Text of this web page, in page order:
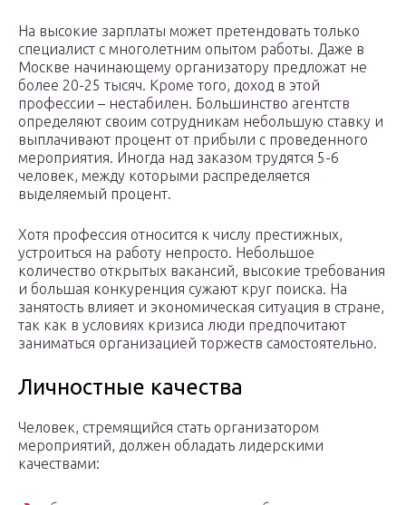
На высокие зарплаты может претендовать только
специалист с многолетним опытом работы. Даже в
Москве начинающему организатору предложат не
более 20-25 тысяч. Кроме того, доход в этой
профессии – нестабилен. Большинство агентств
определяют своим сотрудникам небольшую ставку и
выплачивают процент от прибыли с проведенного
мероприятия. Иногда над заказом трудятся 5-6
человек, между которыми распределяется
выделяемый процент.
Хотя профессия относится к числу престижных,
устроиться на работу непросто. Небольшое
количество открытых вакансий, высокие требования
и большая конкуренция сужают круг поиска. На
занятость влияет и экономическая ситуация в стране,
так как в условиях кризиса люди предпочитают
заниматься организацией торжеств самостоятельно.
Личностные качества
Человек, стремящийся стать организатором
мероприятий, должен обладать лидерскими
качествами: